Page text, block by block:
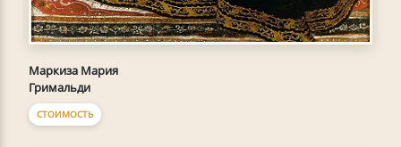
Маркиза Мария
Гримальди
СТОИМОСТЬ